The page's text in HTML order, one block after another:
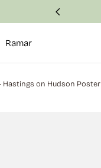
Ramar
Hastings on Hudson Poster